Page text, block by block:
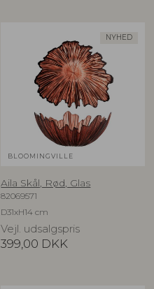
NYHED
BLOOMINGVILLE
Aila Skål, Rød, Glas
82069571
D31xH14 cm
Vejl. udsalgspris
399,00 DKK